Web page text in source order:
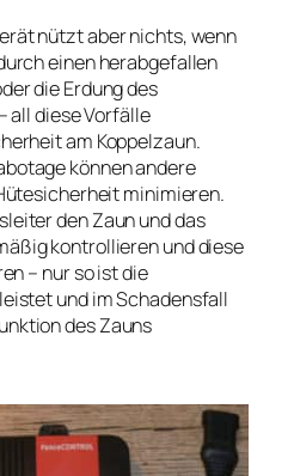
nützt aber nichts, wenn
einen herabgefallen
die Erdung des
all diese Vorfälle
am Koppelzaun.
können andere
minimieren.
den Zaun und das
kontrollieren und diese
– nur so ist die
und im Schadensfall
des Zauns